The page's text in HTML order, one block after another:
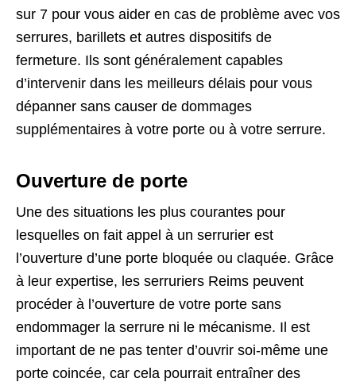
sur 7 pour vous aider en cas de problème avec vos
serrures, barillets et autres dispositifs de
fermeture. Ils sont généralement capables
d’intervenir dans les meilleurs délais pour vous
dépanner sans causer de dommages
supplémentaires à votre porte ou à votre serrure.
Ouverture de porte
Une des situations les plus courantes pour
lesquelles on fait appel à un serrurier est
l’ouverture d’une porte bloquée ou claquée. Grâce
à leur expertise, les serruriers Reims peuvent
procéder à l’ouverture de votre porte sans
endommager la serrure ni le mécanisme. Il est
important de ne pas tenter d’ouvrir soi-même une
porte coincée, car cela pourrait entraîner des